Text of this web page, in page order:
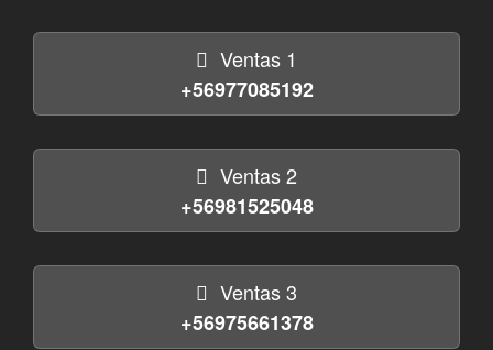
Ventas 1
+56977085192
Ventas 2
+56981525048
Ventas 3
+56975661378